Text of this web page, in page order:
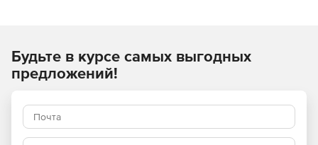
использовать объединенные устройства хранения NVMe
в сети с локальной скоростью и
задержками. Распределенные ресурсы хранилища NVMe
произвольных динамических блочных томов, которые
могут использоваться любым хостом, на котором запущен
клиент блока NVMesh.
Будьте в курсе самых выгодных
предложений!